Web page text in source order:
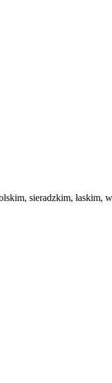
sieradzkim, łaskim,